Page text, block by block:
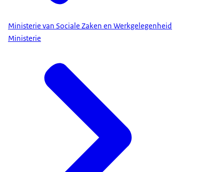
Ministerie van Sociale Zaken en Werkgelegenheid
Ministerie